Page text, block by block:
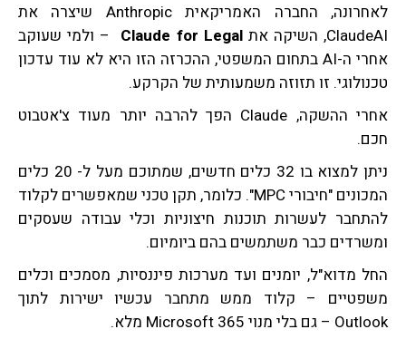
לאחרונה, החברה האמריקאית Anthropic שיצרה את
ClaudeAI, השיקה את
Claude for Legal – ולמי שעוקב
אחרי ה-AI בתחום המשפטי, ההכרזה הזו היא לא עוד עדכון
טכנולוגי. זו תזוזה משמעותית של הקרקע.
אחרי ההשקה, Claude הפך להרבה יותר מעוד צ'אטבוט
חכם.
ניתן למצוא בו 32 כלים חדשים, שמתוכם מעל ל- 20 כלים
המכונים "חיבורי MPC". כלומר, תקן טכני שמאפשרים לקלוד
להתחבר לעשרות תוכנות חיצוניות וכלי עבודה שעסקים
ומשרדים כבר משתמשים בהם ביומיום.
החל מדוא"ל, יומנים ועד מערכות פיננסיות, מסמכים וכלים
משפטיים – קלוד ממש מתחבר עכשיו ישירות לתוך
Outlook – גם בלי מנוי Microsoft 365 מלא.